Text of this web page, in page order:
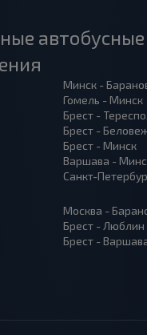
автобусные
Минск -
Гомель - Минск
Брест -
Брест -
Брест - Минск
Варшава -
Санкт-
Москва -
Брест - Люблин
Брест -